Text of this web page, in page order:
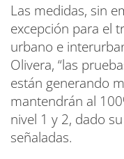
Las medidas, sin
excepción para el
urbano e
Olivera, “las
están generando
mantendrán al
nivel 1 y 2, dado
señaladas.